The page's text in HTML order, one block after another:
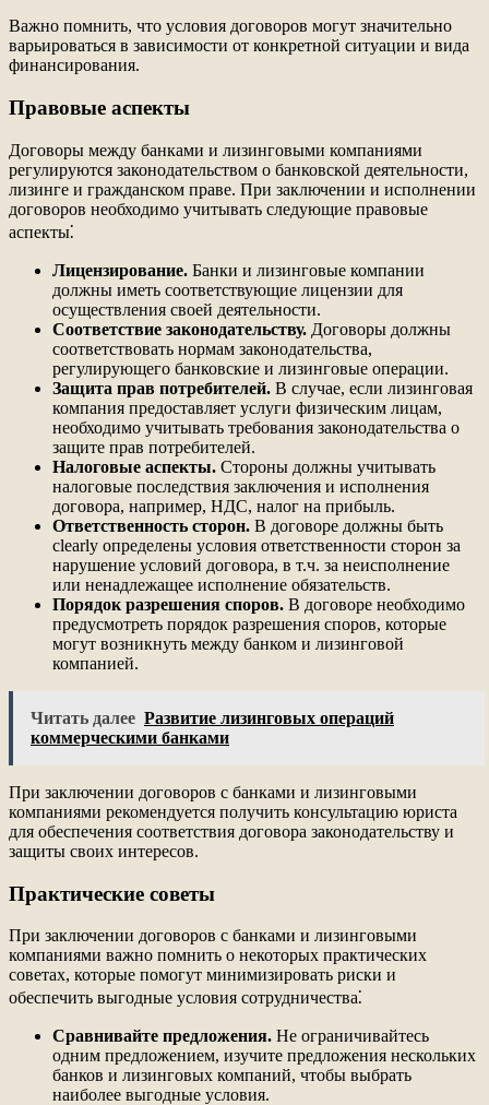
Важно помнить, что условия договоров могут значительно
варьироваться в зависимости от конкретной ситуации и вида
финансирования.
Правовые аспекты
Договоры между банками и лизинговыми компаниями
регулируются законодательством о банковской деятельности,
лизинге и гражданском праве. При заключении и исполнении
договоров необходимо учитывать следующие правовые
аспекты⁚
Лицензирование. Банки и лизинговые компании
должны иметь соответствующие лицензии для
осуществления своей деятельности.
Соответствие законодательству. Договоры должны
соответствовать нормам законодательства,
регулирующего банковские и лизинговые операции.
Защита прав потребителей. В случае, если лизинговая
компания предоставляет услуги физическим лицам,
необходимо учитывать требования законодательства о
защите прав потребителей.
Налоговые аспекты. Стороны должны учитывать
налоговые последствия заключения и исполнения
договора, например, НДС, налог на прибыль.
Ответственность сторон. В договоре должны быть
clearly определены условия ответственности сторон за
нарушение условий договора, в т.ч. за неисполнение
или ненадлежащее исполнение обязательств.
Порядок разрешения споров. В договоре необходимо
предусмотреть порядок разрешения споров, которые
могут возникнуть между банком и лизинговой
компанией.
Читать далее Развитие лизинговых операций
коммерческими банками
При заключении договоров с банками и лизинговыми
компаниями рекомендуется получить консультацию юриста
для обеспечения соответствия договора законодательству и
защиты своих интересов.
Практические советы
При заключении договоров с банками и лизинговыми
компаниями важно помнить о некоторых практических
советах, которые помогут минимизировать риски и
обеспечить выгодные условия сотрудничества⁚
Сравнивайте предложения. Не ограничивайтесь
одним предложением, изучите предложения нескольких
банков и лизинговых компаний, чтобы выбрать
наиболее выгодные условия.